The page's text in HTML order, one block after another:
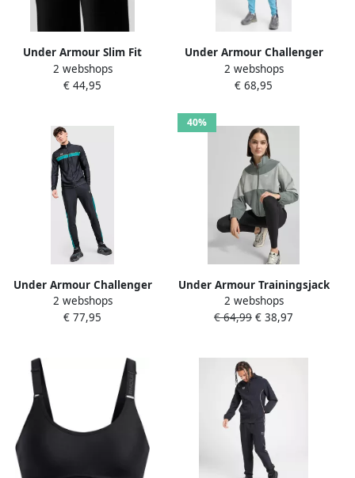
Under Armour Slim Fit
sport-legging met
elastische band model
2 webshops
€ 44,95
Under Armour Challenger
Tracksuit Blauw- Heren
Blauw
2 webshops
€ 68,95
Under Armour Challenger
Tracksuit Zwart- Heren
Zwart
2 webshops
€ 77,95
40%
Under Armour Trainingsjack
met opstaande kraag en
steekzakken
2 webshops
€ 64,99 € 38,97